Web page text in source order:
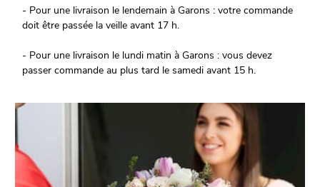
- Pour une livraison le lendemain à Garons : votre commande
doit être passée la veille avant 17 h.
- Pour une livraison le lundi matin à Garons : vous devez
passer commande au plus tard le samedi avant 15 h.